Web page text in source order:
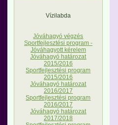
Vízilabda
Jóváhagyó végzés
Sportfejlesztési program -
Jóváhagyott kérelem
Jóváhagyó határozat
2015/2016
Sportfejlesztési program
2015/2016
Jóváhagyó határozat
2016/2017
Sportfejlesztési program
2016/2017
Jóváhagyó határozat
2017/2018